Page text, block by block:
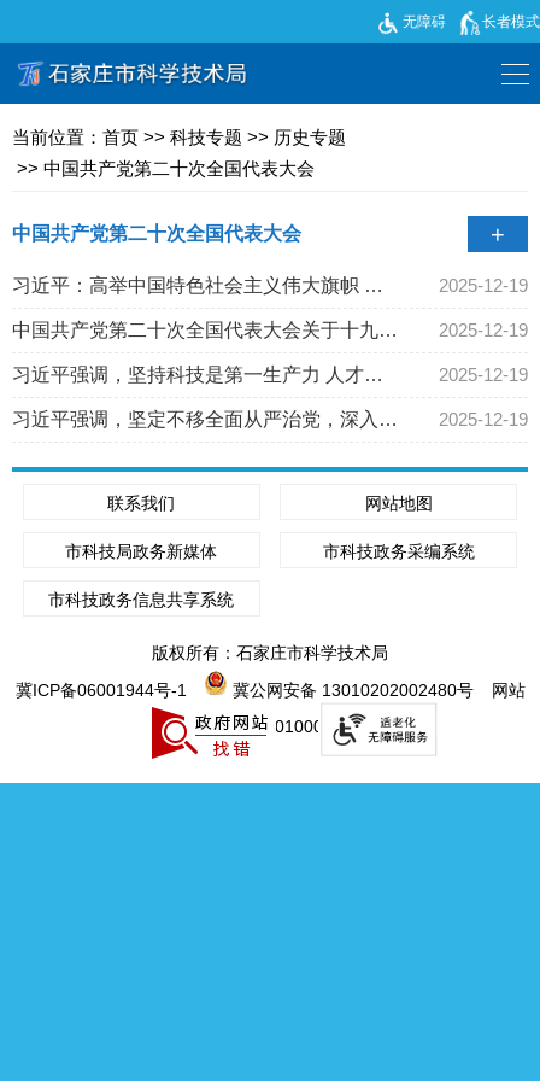
无障碍 长者模式
当前位置： 首页 >> 科技专题 >> 历史专题
>> 中国共产党第二十次全国代表大会
中国共产党第二十次全国代表大会 +
2026年全国两会专题
学习贯彻党的二十届四中全会精神
2025年省会科技活动周
2025年全国两会专题
中国共产党第二十次全国代表大会
2024年省会科技活动周
2024年全国两会专题
习近平：高举中国特色社会主义伟大旗帜 为
全面建设社会主义现代化国家而团结奋斗——
在中国共产党第二十次...
2025-12-19
中国共产党第二十次全国代表大会关于十九届
中央委员会报告的决议
2025-12-19
习近平强调，坚持科技是第一生产力 人才是
第一资源 创新是第一动力
2025-12-19
习近平强调，坚定不移全面从严治党，深入推
进新时代党的建设新的伟大工程
2025-12-19